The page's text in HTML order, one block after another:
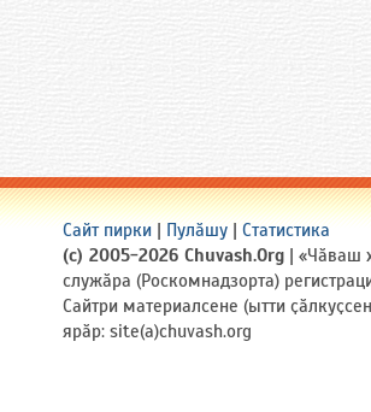
Сайт пирки | Пулӑшу | Статистика
(c) 2005-2026 Chuvash.Org | «Чӑваш
служӑра (Роскомнадзорта)
Сайтри материалсене (ытти
ярӑр: site(a)chuvash.org